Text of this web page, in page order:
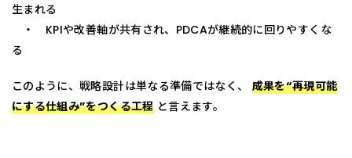
生まれる
・ KPIや改善軸が共有され、PDCAが継続的に回りやすくな
る
このように、戦略設計は単なる準備ではなく、 成果を“再現可能
にする仕組み”をつくる工程と言えます。